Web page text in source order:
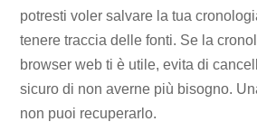
potresti voler salvare la tua
tenere traccia delle fonti. Se la
browser web ti è utile, evita di
sicuro di non averne più bisogno.
non puoi recuperarlo.